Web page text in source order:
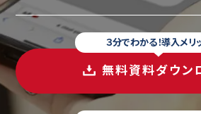
無料資料ダウン
３分でわかる！導入メリ